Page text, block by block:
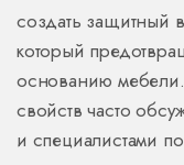
создать защитный
который
основанию
свойств часто
и специалистами